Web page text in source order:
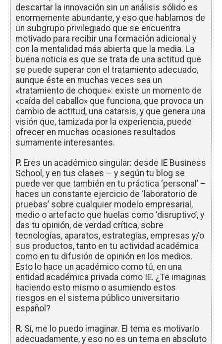
descartar la innovación sin un análisis sólido es
enormemente abundante, y eso que hablamos de
un subgrupo privilegiado que se encuentra
motivado para recibir una formación adicional y
con la mentalidad más abierta que la media. La
buena noticia es que se trata de una actitud que
se puede superar con el tratamiento adecuado,
aunque éste en muchas veces sea un
«tratamiento de choque»: existe un momento de
«caída del caballo» que funciona, que provoca un
cambio de actitud, una catarsis, y que genera una
visión que, tamizada por la experiencia, puede
ofrecer en muchas ocasiones resultados
sumamente interesantes.
P. Eres un académico singular: desde IE Business
School, y en tus clases – y según tu blog se
puede ver que también en tu práctica ‘personal’ –
haces un constante ejercicio de ‘laboratorio de
pruebas’ sobre cualquier modelo empresarial,
medio o artefacto que huelas como ‘disruptivo’, y
das tu opinión, de verdad crítica, sobre
tecnologías, aparatos, estrategias, empresas y/o
sus productos, tanto en tu actividad académica
como en tu difusión de opinión en los medios.
Esto lo hace un académico como tú, en una
entidad académica privada como IE. ¿Te imaginas
haciendo esto mismo o asumiendo estos
riesgos en el sistema público universitario
español?
R. Sí, me lo puedo imaginar. El tema es motivarlo
adecuadamente, y eso no es un tema en absoluto